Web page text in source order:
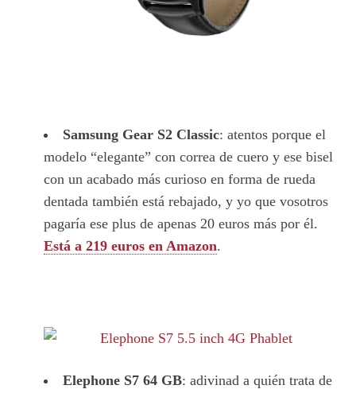
Samsung Gear S2 Classic: atentos porque el
modelo “elegante” con correa de cuero y ese bisel
con un acabado más curioso en forma de rueda
dentada también está rebajado, y yo que vosotros
pagaría ese plus de apenas 20 euros más por él.
Está a 219 euros en Amazon.
Elephone S7 64 GB: adivinad a quién trata de